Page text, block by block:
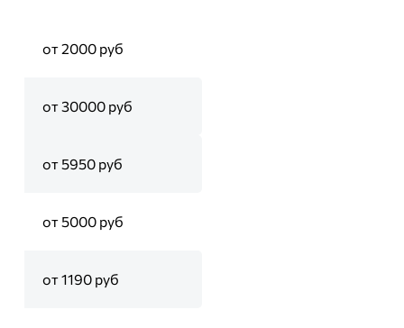
от 2000 руб
от 30000 руб
от 5950 руб
от 5000 руб
от 1190 руб